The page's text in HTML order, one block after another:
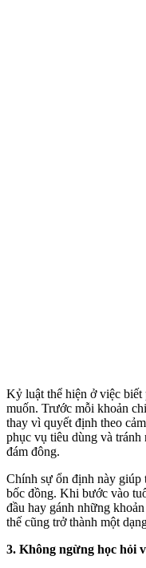
Kỷ luật thể hiện ở việc biết
muốn. Trước mỗi khoản
thay vì quyết định theo
phục vụ tiêu dùng và
đám đông.
Chính sự ổn định này giúp
bốc đồng. Khi bước vào
đầu hay gánh những
thế cũng trở thành một
3. Không ngừng học hỏi